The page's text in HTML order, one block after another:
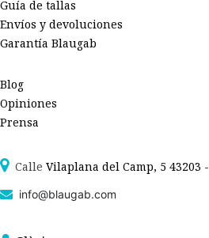
Guía de tallas
Envíos y devoluciones
Garantía Blaugab
Blog
Opiniones
Prensa
Calle Vilaplana del Camp, 5 43203
info@blaugab.com